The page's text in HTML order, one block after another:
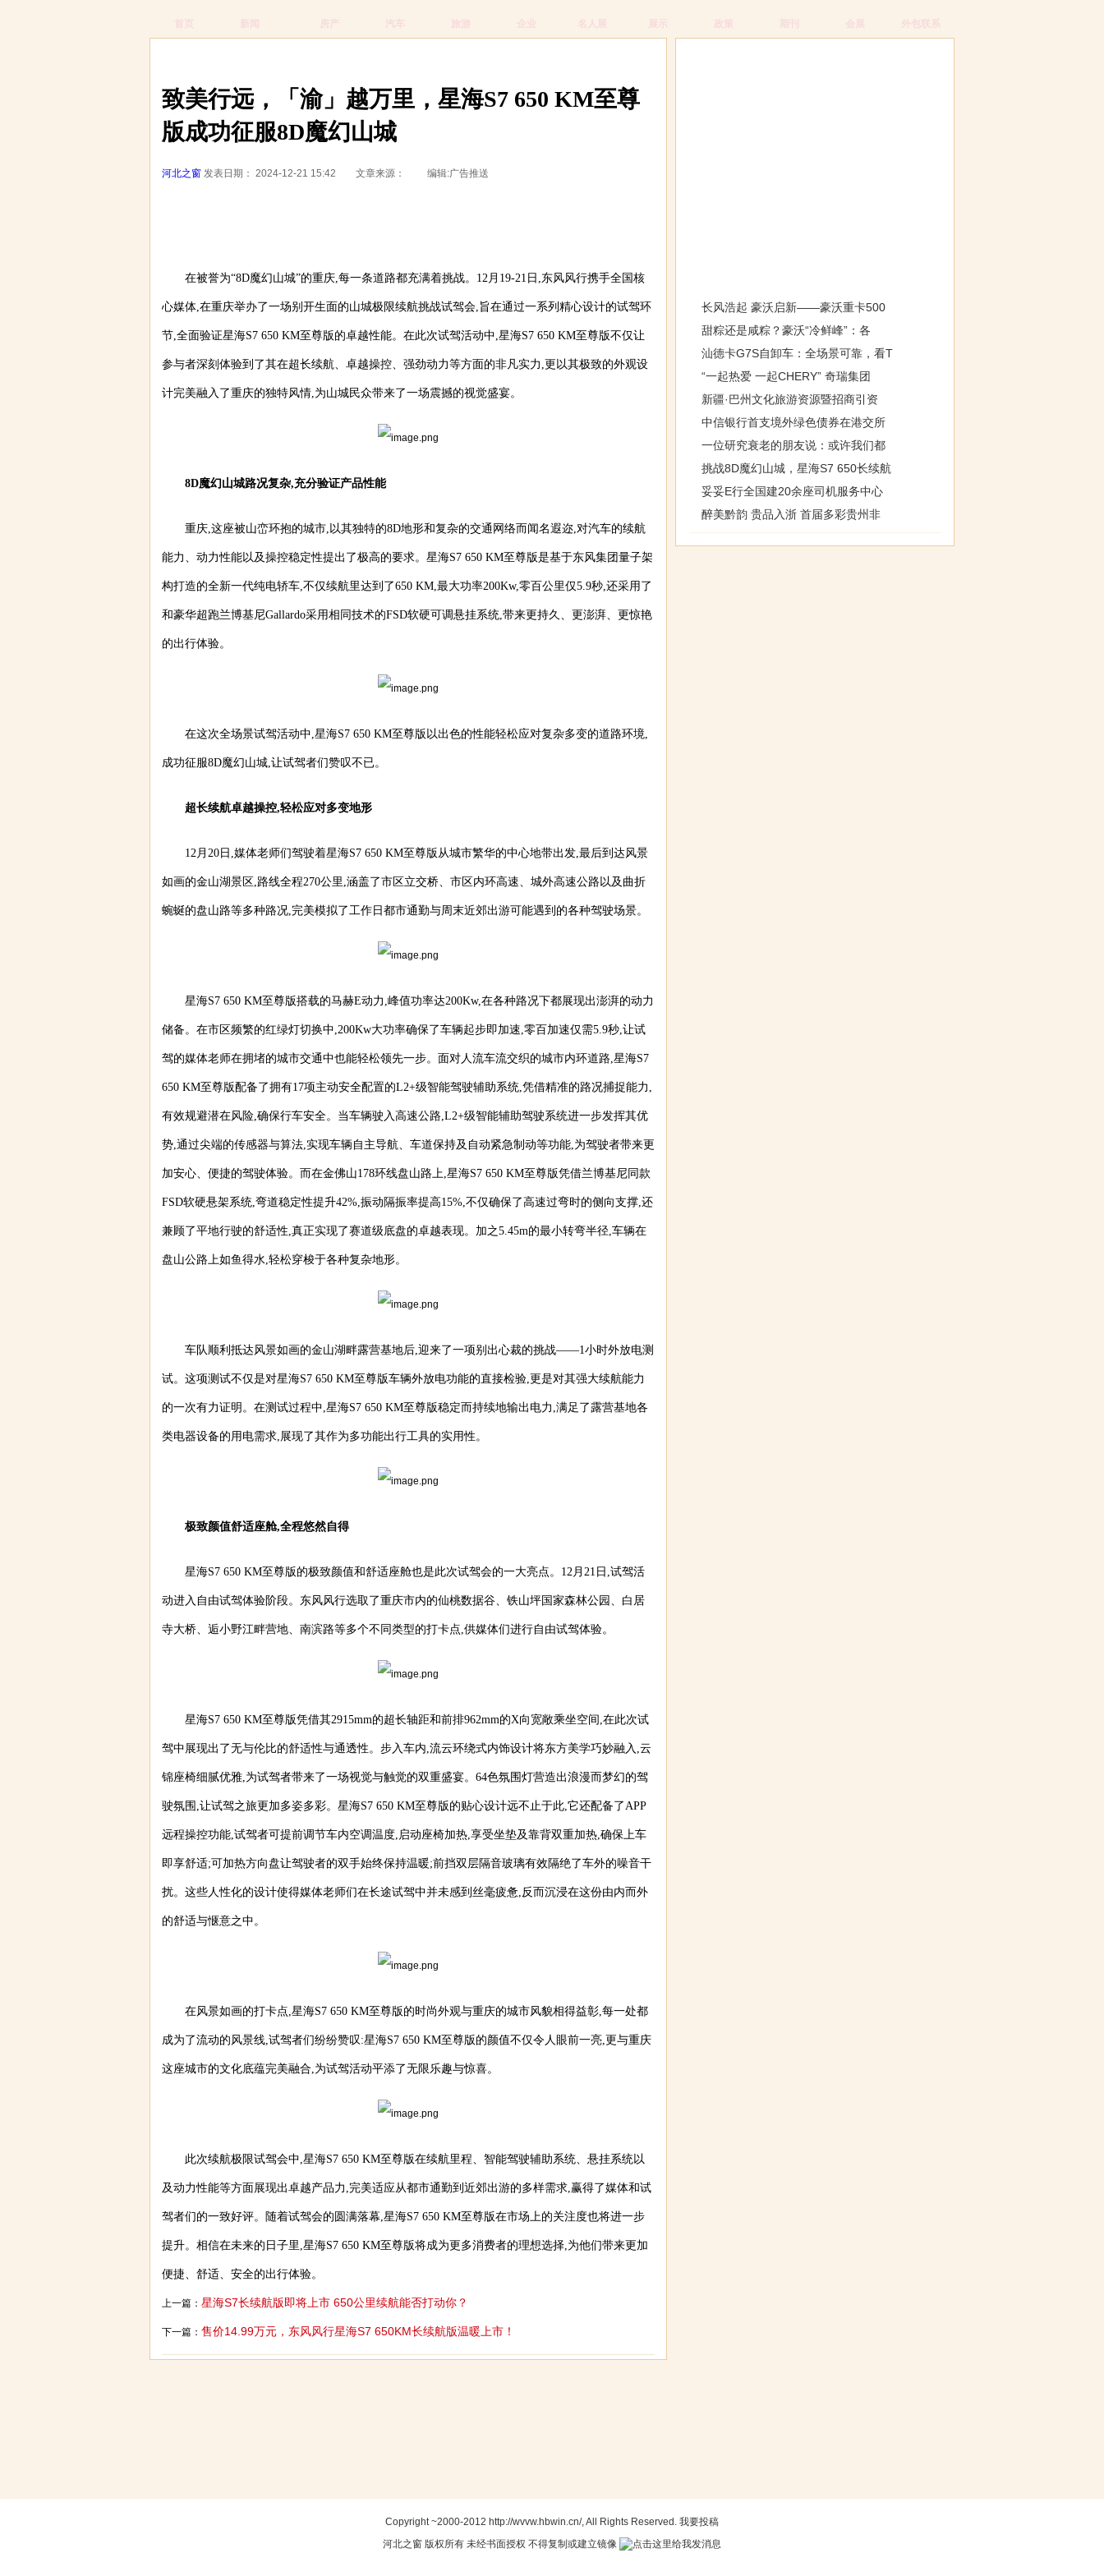
首页 新闻 房产 汽车 旅游 企业 名人展 展示 政策 会展 外包联系
致美行远，「渝」越万里，星海S7 650 KM至尊
版成功征服8D魔幻山城
河北之窗 发表日期： 2024-12-21 15:42 文章来源： 编辑:广告推送
在被誉为“8D魔幻山城”的重庆,每一条道路都充满着挑战。12月19-21日,东风风行携手全国核
心媒体,在重庆举办了一场别开生面的山城极限续航挑战试驾会,旨在通过一系列精心设计的试驾环
节,全面验证星海S7 650 KM至尊版的卓越性能。在此次试驾活动中,星海S7 650 KM至尊版不仅让
参与者深刻体验到了其在超长续航、卓越操控、强劲动力等方面的非凡实力,更以其极致的外观设
计完美融入了重庆的独特风情,为山城民众带来了一场震撼的视觉盛宴。
8D魔幻山城路况复杂,充分验证产品性能
重庆,这座被山峦环抱的城市,以其独特的8D地形和复杂的交通网络而闻名遐迩,对汽车的续航
能力、动力性能以及操控稳定性提出了极高的要求。星海S7 650 KM至尊版是基于东风集团量子架
构打造的全新一代纯电轿车,不仅续航里达到了650 KM,最大功率200Kw,零百公里仅5.9秒,还采用了
和豪华超跑兰博基尼Gallardo采用相同技术的FSD软硬可调悬挂系统,带来更持久、更澎湃、更惊艳
的出行体验。
在这次全场景试驾活动中,星海S7 650 KM至尊版以出色的性能轻松应对复杂多变的道路环境,
成功征服8D魔幻山城,让试驾者们赞叹不已。
超长续航卓越操控,轻松应对多变地形
12月20日,媒体老师们驾驶着星海S7 650 KM至尊版从城市繁华的中心地带出发,最后到达风景
如画的金山湖景区,路线全程270公里,涵盖了市区立交桥、市区内环高速、城外高速公路以及曲折
蜿蜒的盘山路等多种路况,完美模拟了工作日都市通勤与周末近郊出游可能遇到的各种驾驶场景。
星海S7 650 KM至尊版搭载的马赫E动力,峰值功率达200Kw,在各种路况下都展现出澎湃的动力
储备。在市区频繁的红绿灯切换中,200Kw大功率确保了车辆起步即加速,零百加速仅需5.9秒,让试
驾的媒体老师在拥堵的城市交通中也能轻松领先一步。面对人流车流交织的城市内环道路,星海S7
650 KM至尊版配备了拥有17项主动安全配置的L2+级智能驾驶辅助系统,凭借精准的路况捕捉能力,
有效规避潜在风险,确保行车安全。当车辆驶入高速公路,L2+级智能辅助驾驶系统进一步发挥其优
势,通过尖端的传感器与算法,实现车辆自主导航、车道保持及自动紧急制动等功能,为驾驶者带来更
加安心、便捷的驾驶体验。而在金佛山178环线盘山路上,星海S7 650 KM至尊版凭借兰博基尼同款
FSD软硬悬架系统,弯道稳定性提升42%,振动隔振率提高15%,不仅确保了高速过弯时的侧向支撑,还
兼顾了平地行驶的舒适性,真正实现了赛道级底盘的卓越表现。加之5.45m的最小转弯半径,车辆在
盘山公路上如鱼得水,轻松穿梭于各种复杂地形。
车队顺利抵达风景如画的金山湖畔露营基地后,迎来了一项别出心裁的挑战——1小时外放电测
试。这项测试不仅是对星海S7 650 KM至尊版车辆外放电功能的直接检验,更是对其强大续航能力
的一次有力证明。在测试过程中,星海S7 650 KM至尊版稳定而持续地输出电力,满足了露营基地各
类电器设备的用电需求,展现了其作为多功能出行工具的实用性。
极致颜值舒适座舱,全程悠然自得
星海S7 650 KM至尊版的极致颜值和舒适座舱也是此次试驾会的一大亮点。12月21日,试驾活
动进入自由试驾体验阶段。东风风行选取了重庆市内的仙桃数据谷、铁山坪国家森林公园、白居
寺大桥、逅小野江畔营地、南滨路等多个不同类型的打卡点,供媒体们进行自由试驾体验。
星海S7 650 KM至尊版凭借其2915mm的超长轴距和前排962mm的X向宽敞乘坐空间,在此次试
驾中展现出了无与伦比的舒适性与通透性。步入车内,流云环绕式内饰设计将东方美学巧妙融入,云
锦座椅细腻优雅,为试驾者带来了一场视觉与触觉的双重盛宴。64色氛围灯营造出浪漫而梦幻的驾
驶氛围,让试驾之旅更加多姿多彩。星海S7 650 KM至尊版的贴心设计远不止于此,它还配备了APP
远程操控功能,试驾者可提前调节车内空调温度,启动座椅加热,享受坐垫及靠背双重加热,确保上车
即享舒适;可加热方向盘让驾驶者的双手始终保持温暖;前挡双层隔音玻璃有效隔绝了车外的噪音干
扰。这些人性化的设计使得媒体老师们在长途试驾中并未感到丝毫疲惫,反而沉浸在这份由内而外
的舒适与惬意之中。
在风景如画的打卡点,星海S7 650 KM至尊版的时尚外观与重庆的城市风貌相得益彰,每一处都
成为了流动的风景线,试驾者们纷纷赞叹:星海S7 650 KM至尊版的颜值不仅令人眼前一亮,更与重庆
这座城市的文化底蕴完美融合,为试驾活动平添了无限乐趣与惊喜。
此次续航极限试驾会中,星海S7 650 KM至尊版在续航里程、智能驾驶辅助系统、悬挂系统以
及动力性能等方面展现出卓越产品力,完美适应从都市通勤到近郊出游的多样需求,赢得了媒体和试
驾者们的一致好评。随着试驾会的圆满落幕,星海S7 650 KM至尊版在市场上的关注度也将进一步
提升。相信在未来的日子里,星海S7 650 KM至尊版将成为更多消费者的理想选择,为他们带来更加
便捷、舒适、安全的出行体验。
上一篇： 星海S7长续航版即将上市 650公里续航能否打动你？
下一篇： 售价14.99万元，东风风行星海S7 650KM长续航版温暖上市！
长风浩起 豪沃启新——豪沃重卡500
甜粽还是咸粽？豪沃“冷鲜峰”：各
汕德卡G7S自卸车：全场景可靠，看T
“一起热爱 一起CHERY” 奇瑞集团
新疆·巴州文化旅游资源暨招商引资
中信银行首支境外绿色债券在港交所
一位研究衰老的朋友说：或许我们都
挑战8D魔幻山城，星海S7 650长续航
妥妥E行全国建20余座司机服务中心
醉美黔韵 贵品入浙 首届多彩贵州非
Copyright ~2000-2012 http://wvvw.hbwin.cn/, All Rights Reserved. 我要投稿
河北之窗 版权所有 未经书面授权 不得复制或建立镜像